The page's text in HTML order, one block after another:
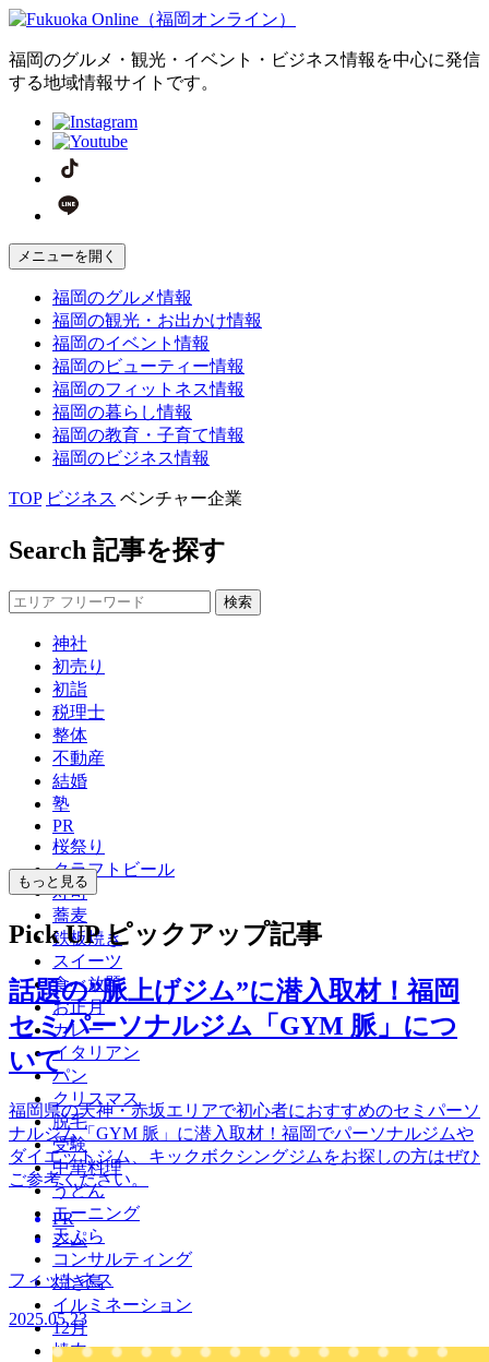
福岡のグルメ・観光・イベント・ビジネス情報を中心に発信
する地域情報サイトです。
メニューを開く
福岡のグルメ情報
福岡の観光・お出かけ情報
福岡のイベント情報
福岡のビューティー情報
福岡のフィットネス情報
福岡の暮らし情報
福岡の教育・子育て情報
福岡のビジネス情報
TOP ビジネス ベンチャー企業
Search 記事を探す
神社
初売り
初詣
税理士
整体
不動産
結婚
塾
PR
桜祭り
クラフトビール
寿司
蕎麦
鉄板焼き
スイーツ
食べ放題
お正月
カレー
イタリアン
パン
クリスマス
脱毛
受験
中華料理
うどん
モーニング
天ぷら
コンサルティング
焼き鳥
イルミネーション
12月
焼肉
もっと見る
Pick UP ピックアップ記事
話題の”脈上げジム”に潜入取材！福岡
セミパーソナルジム「GYM 脈」につ
いて
福岡県の天神・赤坂エリアで初心者におすすめのセミパーソ
ナルジム「GYM 脈」に潜入取材！福岡でパーソナルジムや
ダイエットジム、キックボクシングジムをお探しの方はぜひ
ご参考ください。
PR
ジム
フィットネス
2025.05.23